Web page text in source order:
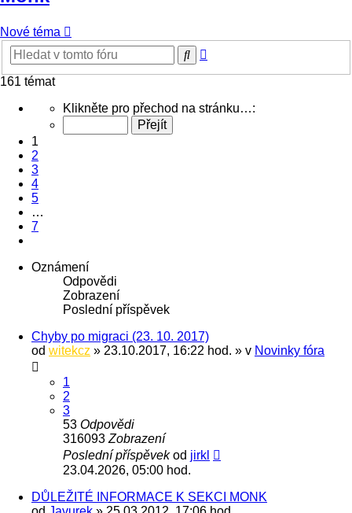
Nové téma
Hledat
161 témat
Stránka
z
7
Klikněte pro přechod na stránku…:
1
2
3
4
5
…
7
Oznámení
Odpovědi
Zobrazení
Poslední příspěvek
Chyby po migraci (23. 10. 2017)
od witekcz » 23.10.2017, 16:22 hod. » v Novinky fóra
1
2
3
53 Odpovědi
316093 Zobrazení
Poslední příspěvekod jirkl
23.04.2026, 05:00 hod.
DŮLEŽITÉ INFORMACE K SEKCI MONK